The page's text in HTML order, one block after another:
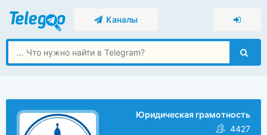
Каналы
Юридическая грамотность
4427